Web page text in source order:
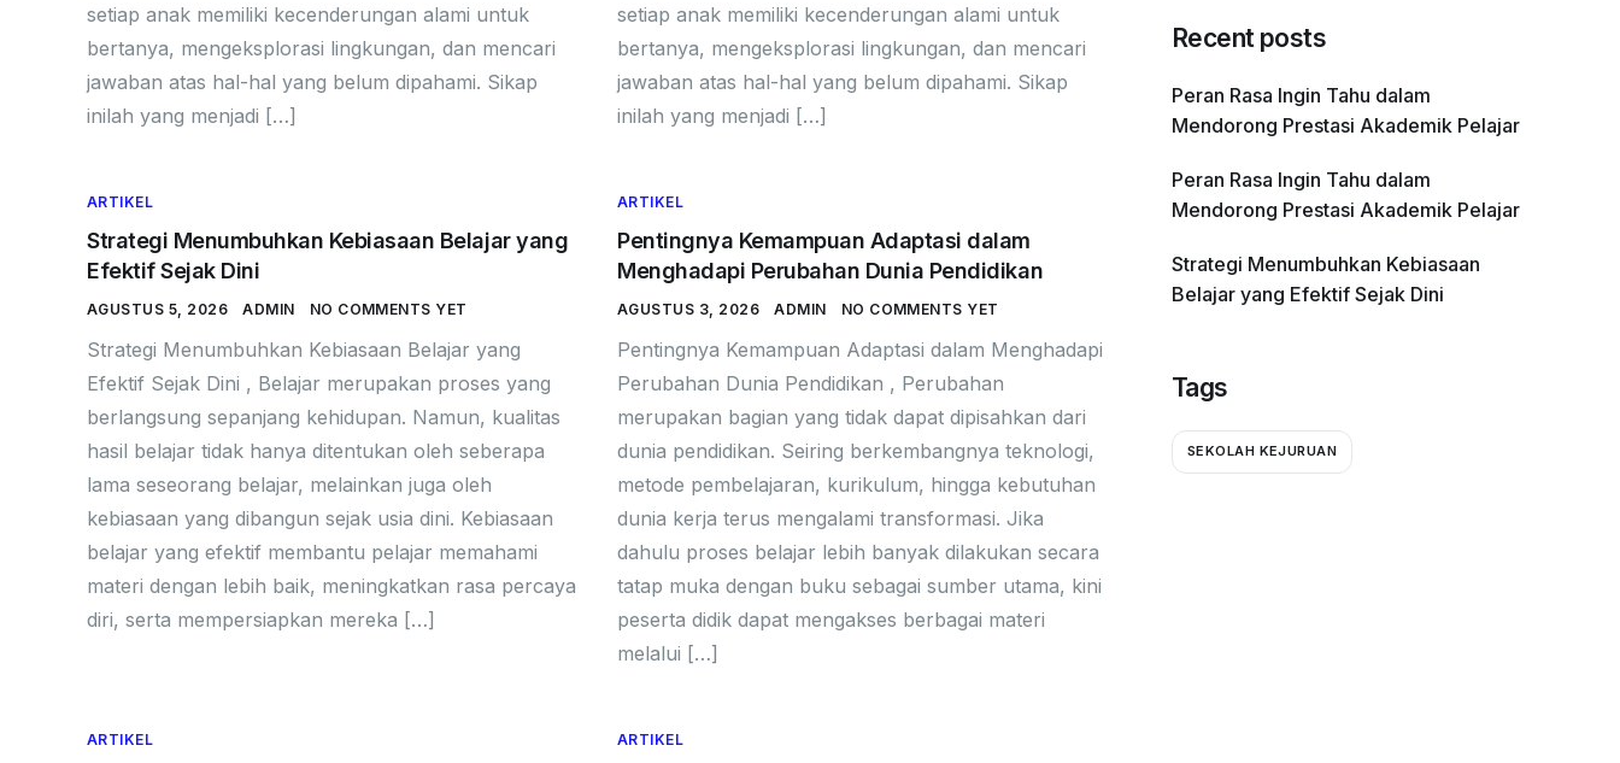
setiap anak memiliki kecenderungan alami untuk
bertanya, mengeksplorasi lingkungan, dan mencari
jawaban atas hal-hal yang belum dipahami. Sikap
inilah yang menjadi […]
setiap anak memiliki kecenderungan alami untuk
bertanya, mengeksplorasi lingkungan, dan mencari
jawaban atas hal-hal yang belum dipahami. Sikap
inilah yang menjadi […]
ARTIKEL
Strategi Menumbuhkan Kebiasaan Belajar yang
Efektif Sejak Dini
AGUSTUS 5, 2026 ADMIN NO COMMENTS YET
Strategi Menumbuhkan Kebiasaan Belajar yang
Efektif Sejak Dini , Belajar merupakan proses yang
berlangsung sepanjang kehidupan. Namun, kualitas
hasil belajar tidak hanya ditentukan oleh seberapa
lama seseorang belajar, melainkan juga oleh
kebiasaan yang dibangun sejak usia dini. Kebiasaan
belajar yang efektif membantu pelajar memahami
materi dengan lebih baik, meningkatkan rasa percaya
diri, serta mempersiapkan mereka […]
ARTIKEL
Pentingnya Kemampuan Adaptasi dalam
Menghadapi Perubahan Dunia Pendidikan
AGUSTUS 3, 2026 ADMIN NO COMMENTS YET
Pentingnya Kemampuan Adaptasi dalam Menghadapi
Perubahan Dunia Pendidikan , Perubahan
merupakan bagian yang tidak dapat dipisahkan dari
dunia pendidikan. Seiring berkembangnya teknologi,
metode pembelajaran, kurikulum, hingga kebutuhan
dunia kerja terus mengalami transformasi. Jika
dahulu proses belajar lebih banyak dilakukan secara
tatap muka dengan buku sebagai sumber utama, kini
peserta didik dapat mengakses berbagai materi
melalui […]
ARTIKEL ARTIKEL
Recent posts
Peran Rasa Ingin Tahu dalam
Mendorong Prestasi Akademik Pelajar
Peran Rasa Ingin Tahu dalam
Mendorong Prestasi Akademik Pelajar
Strategi Menumbuhkan Kebiasaan
Belajar yang Efektif Sejak Dini
Tags
SEKOLAH KEJURUAN